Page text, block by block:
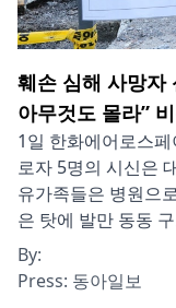
훼손 심해 사망자
아무것도 몰라”
1일 한화에어로스
로자 5명의 시신은
유가족들은 병원으
은 탓에 발만 동동
By:
Press: 동아일보